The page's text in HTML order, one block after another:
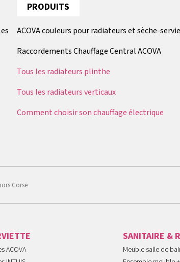
PRODUITS
ACOVA couleurs pour radiateurs et sèche-
Raccordements Chauffage Central ACOVA
Tous les radiateurs plinthe
Tous les radiateurs verticaux
Comment choisir son chauffage électrique
Corse
ACOVA
SANITAIRE &
Meuble salle de